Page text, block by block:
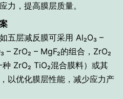
力，提高膜层质量。
五层减反膜可采用 Al₂O₃ –
– ZrO₂ – MgF₂的组合，ZrO₂
ZrO₂ TiO₂混合膜料）或其
以优化膜层性能，减少应力产